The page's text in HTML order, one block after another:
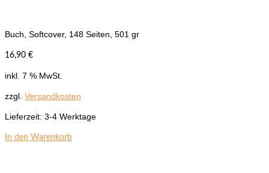
Buch, Softcover, 148 Seiten, 501 gr
16,90 €
inkl. 7 % MwSt.
zzgl. Versandkosten
Lieferzeit: 3-4 Werktage
In den Warenkorb